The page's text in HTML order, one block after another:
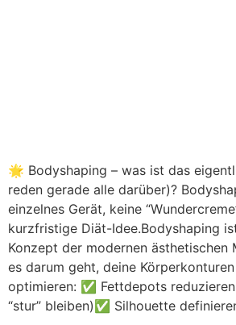
🌟 Bodyshaping – was ist das
reden gerade alle darüber)?
einzelnes Gerät, keine
kurzfristige Diät-Idee.Bodyshaping
Konzept der modernen ästhetischen
es darum geht, deine
optimieren: ✅ Fettdepots
“stur” bleiben)✅ Silhouette